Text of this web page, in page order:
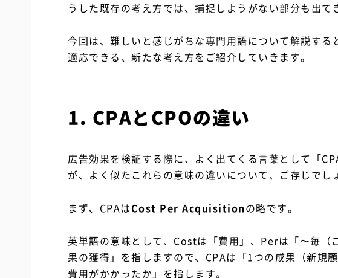
うした既存の考え方では、捕捉しようがない部分も出て
今回は、難しいと感じがちな専門用語について解説す
適応できる、新たな考え方をご紹介していきます。
1. CPAとCPOの違い
広告効果を検証する際に、よく出てくる言葉として「
が、よく似たこれらの意味の違いについて、ご存じでし
まず、CPAはCost Per Acquisitionの略です。
英単語の意味として、Costは「費用」、Perは「〜毎
果の獲得」を指しますので、CPAは「1つの成果（新規
費用がかかったか」を指します。